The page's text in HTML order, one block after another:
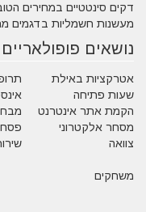
דקים סינטטיים במחירים
מעשנות חשמליות בדגמים
נושאים פופולאריים
אטרקציות באילת
שעות פתיחה
הקמת אתר אינטרנט
מסחר אלקטרוני
פסח
צוואה
משחקים